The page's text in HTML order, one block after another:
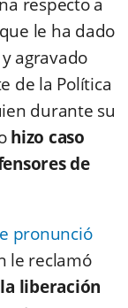
le ha dado
agravado
de la Política
durante su
hizo caso
de
pronunció
le reclamó
liberación